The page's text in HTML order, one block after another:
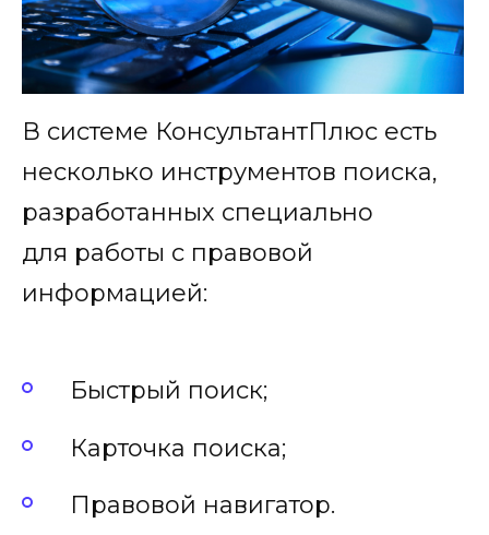
В системе КонсультантПлюс есть
несколько инструментов поиска,
разработанных специально
для работы с правовой
информацией:
Быстрый поиск;
Карточка поиска;
Правовой навигатор.